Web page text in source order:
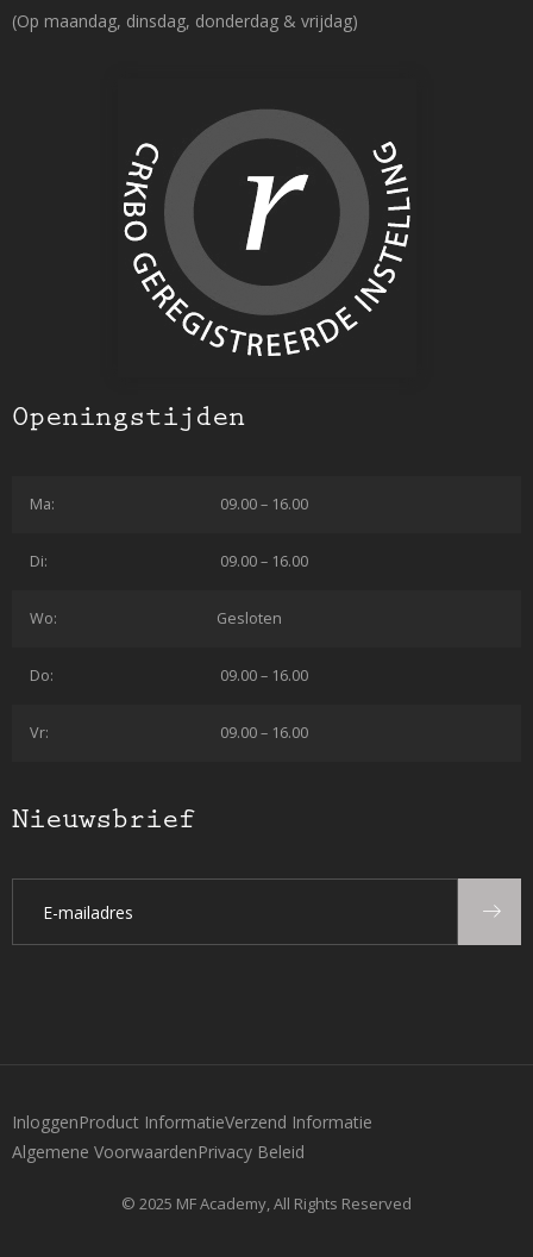
(Op maandag, dinsdag, donderdag & vrijdag)
Openingstijden
Ma: 09.00 – 16.00
Di: 09.00 – 16.00
Wo: Gesloten
Do: 09.00 – 16.00
Vr: 09.00 – 16.00
Nieuwsbrief
InloggenProduct InformatieVerzend Informatie
Algemene VoorwaardenPrivacy Beleid
© 2025 MF Academy, All Rights Reserved